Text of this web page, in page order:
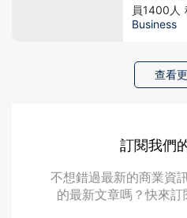
Business
員1400人
CEO撈底
查看
訂閱我們
不想錯過最新的商業資
的最新文章嗎？快來訂